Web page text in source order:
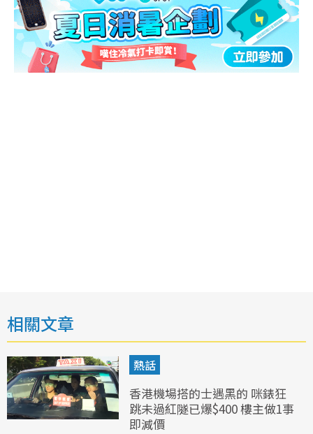
相關文章
熱話
香港機場搭的士遇黑的 咪錶狂
跳未過紅隧已爆$400 樓主做1事
即減價